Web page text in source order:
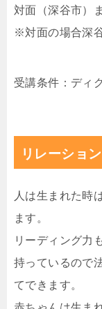
対面（深谷市）
※対面の場合深
受講条件：ディ
リレーショ
人は生まれた時
ます。
リーディング力
持っているので
てできます。